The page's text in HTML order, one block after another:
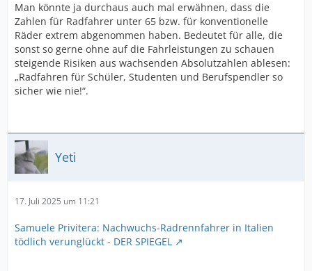
Man könnte ja durchaus auch mal erwähnen, dass die
Zahlen für Radfahrer unter 65 bzw. für konventionelle
Räder extrem abgenommen haben. Bedeutet für alle, die
sonst so gerne ohne auf die Fahrleistungen zu schauen
steigende Risiken aus wachsenden Absolutzahlen ablesen:
„Radfahren für Schüler, Studenten und Berufspendler so
sicher wie nie!“.
Yeti
17. Juli 2025 um 11:21
Samuele Privitera: Nachwuchs-Radrennfahrer in Italien
tödlich verunglückt - DER SPIEGEL